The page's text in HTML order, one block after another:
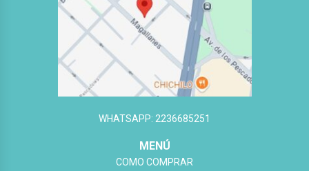
WHATSAPP: 2236685251
MENÚ
COMO COMPRAR